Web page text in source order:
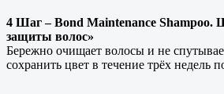
4 Шаг – Bond Maintenance Shampoo.
защиты волос»
Бережно очищает волосы и не
сохранить цвет в течение трёх недель